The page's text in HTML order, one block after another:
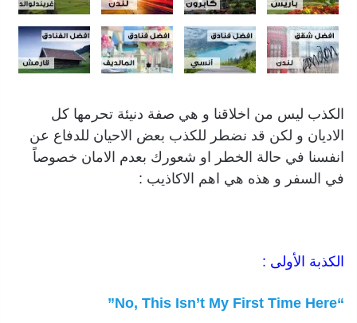
الكذب ليس من اخلاقنا و هي صفة دنيئة تحرمها كل
الاديان و لكن قد نضطر للكذب بعض الاحيان للدفاع عن
انفسنا في حالة الخطر او شعورك بعدم الامان خصوصاً
في السفر و هذه هي اهم الاكاذيب :
الكذبة الأولى :
“No, This Isn’t My First Time Here”